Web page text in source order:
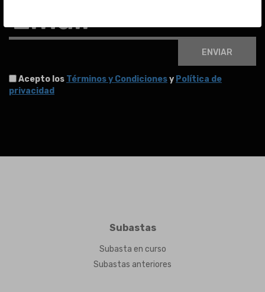
Email
ENVIAR
Acepto los Términos y Condicionesy Política de
privacidad
Subastas
Subasta en curso
Subastas anteriores